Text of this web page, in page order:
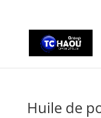
Huile de